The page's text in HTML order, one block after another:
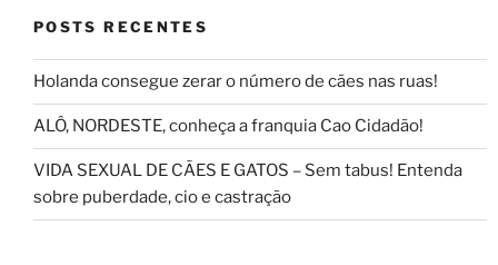
POSTS RECENTES
Holanda consegue zerar o número de cães nas ruas!
ALÔ, NORDESTE, conheça a franquia Cao Cidadão!
VIDA SEXUAL DE CÃES E GATOS – Sem tabus! Entenda
sobre puberdade, cio e castração